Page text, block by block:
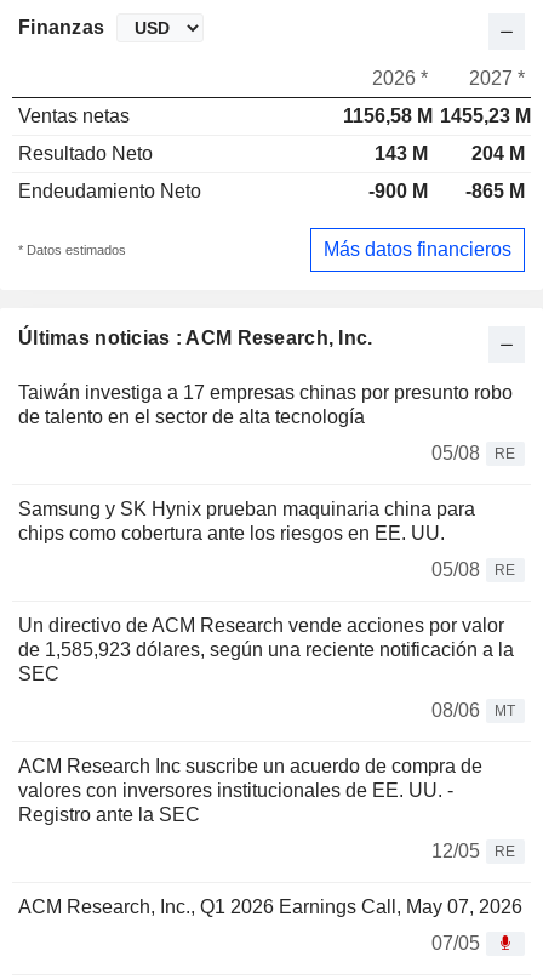
Últimas noticias : ACM Research, Inc.
Taiwán investiga a 17 empresas chinas por presunto robo
de talento en el sector de alta tecnología
05/08
RE
Samsung y SK Hynix prueban maquinaria china para
chips como cobertura ante los riesgos en EE. UU.
05/08
RE
Un directivo de ACM Research vende acciones por valor
de 1,585,923 dólares, según una reciente notificación a la
SEC
08/06
MT
ACM Research Inc suscribe un acuerdo de compra de
valores con inversores institucionales de EE. UU. -
Registro ante la SEC
12/05
RE
ACM Research, Inc., Q1 2026 Earnings Call, May 07, 2026
07/05
Finanzas
2026 *
2027 *
Ventas netas
1156,58 M 1455,23 M
Resultado Neto
143 M
204 M
Endeudamiento Neto
-900 M -865 M
* Datos estimados Más datos financieros